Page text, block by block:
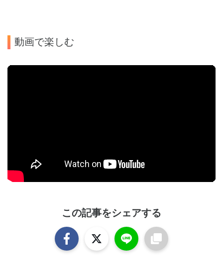
す。
ご意見ご感想お待ちしております。
────────────────────────
https://www.youtube.com/channel/UCeu
KyNJEyCEPn8-BGXqYBfA
動画で楽しむ
この記事をシェアする